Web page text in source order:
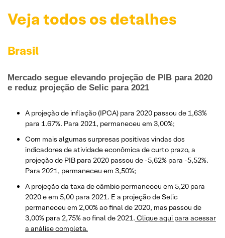
Veja todos os detalhes
Brasil
Mercado segue elevando projeção de PIB para 2020
e reduz projeção de Selic para 2021
A projeção de inflação (IPCA) para 2020 passou de 1,63%
para 1.67%. Para 2021, permaneceu em 3,00%;
Com mais algumas surpresas positivas vindas dos
indicadores de atividade econômica de curto prazo, a
projeção de PIB para 2020 passou de -5,62% para -5,52%.
Para 2021, permaneceu em 3,50%;
A projeção da taxa de câmbio permaneceu em 5,20 para
2020 e em 5,00 para 2021. E a projeção de Selic
permaneceu em 2,00% ao final de 2020, mas passou de
3,00% para 2,75% ao final de 2021. Clique aqui para acessar
a análise completa.